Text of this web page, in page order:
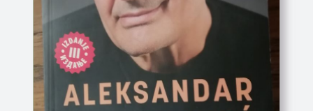
Aleksandar Tijanić